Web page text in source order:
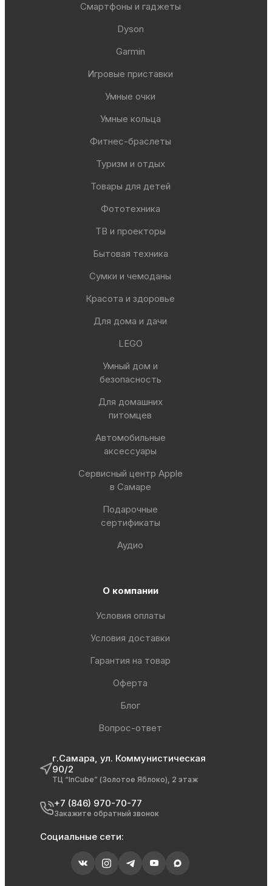
Смартфоны и гаджеты
Dyson
Garmin
Игровые приставки
Умные очки
Умные кольца
Фитнес-браслеты
Туризм и отдых
Товары для детей
Фототехника
ТВ и проекторы
Бытовая техника
Сумки и чемоданы
Красота и здоровье
Для дома и дачи
LEGO
Умный дом и
безопасность
Для домашних
питомцев
Автомобильные
аксессуары
Сервисный центр Apple
в Самаре
Подарочные
сертификаты
Аудио
О компании
Условия оплаты
Условия доставки
Гарантия на товар
Оферта
Блог
Вопрос-ответ
г.Самара, ул. Коммунистическая
90/2
ТЦ “InCube” (Золотое Яблоко), 2 этаж
+7 (846) 970-70-77
Закажите обратный звонок
Социальные сети: